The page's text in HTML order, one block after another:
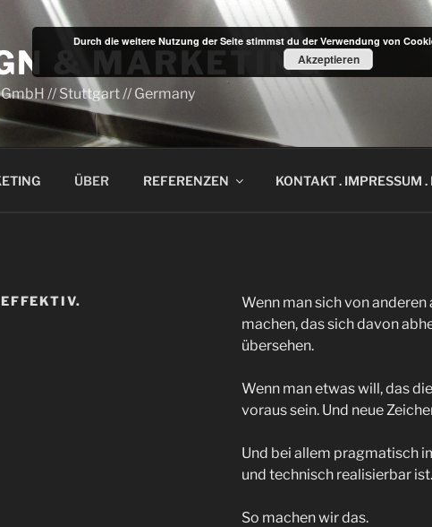
& MARKETING
// Stuttgart // Germany
ÜBER REFERENZEN KONTAKT . IMPRESSUM .
Wenn man sich von
machen, das sich davon
übersehen.
Wenn man etwas will, das
voraus sein. Und neue
Und bei allem pragmatisch
und technisch realisierbar ist.
So machen wir das.
Durch die weitere Nutzung der Seite stimmst du der Verwendung von
Akzeptieren